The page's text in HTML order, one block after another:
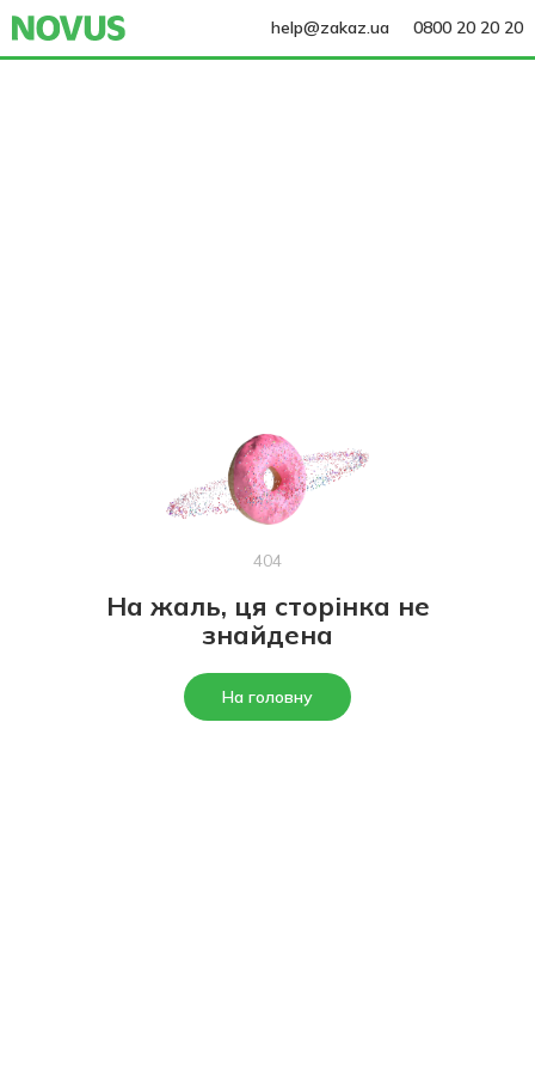
help@zakaz.ua 0800 20 20 20
404
На жаль, ця сторінка не
знайдена
На головну